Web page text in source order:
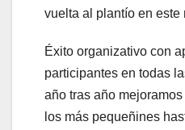
vuelta al plantío en este
Éxito organizativo con
participantes en todas
año tras año
los más pequeñines